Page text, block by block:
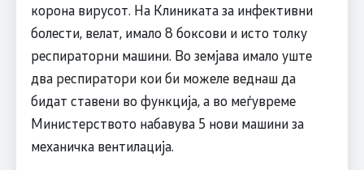
корона вирусот. На Клиниката за инфективни
болести, велат, имало 8 боксови и исто толку
респираторни машини. Во земјава имало уште
два респиратори кои би можеле веднаш да
бидат ставени во функција, а во меѓувреме
Министерството набавува 5 нови машини за
механичка вентилација.